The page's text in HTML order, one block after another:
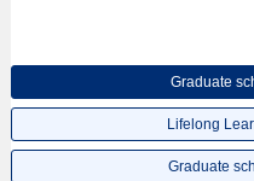
Graduate
Lifelong
Graduate